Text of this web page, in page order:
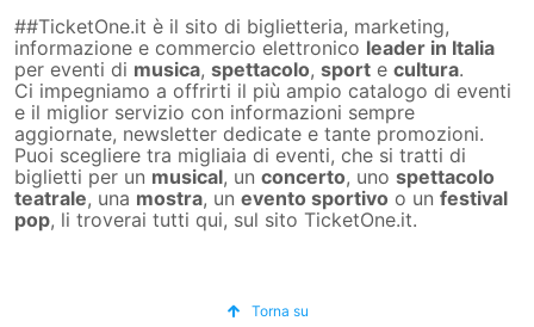
##TicketOne.it è il sito di biglietteria, marketing,
informazione e commercio elettronico leader in Italia
per eventi di musica, spettacolo, sport e cultura.
Ci impegniamo a offrirti il più ampio catalogo di eventi
e il miglior servizio con informazioni sempre
aggiornate, newsletter dedicate e tante promozioni.
Puoi scegliere tra migliaia di eventi, che si tratti di
biglietti per un musical, un concerto, uno spettacolo
teatrale, una mostra, un evento sportivo o un festival
pop, li troverai tutti qui, sul sito TicketOne.it.
Torna su